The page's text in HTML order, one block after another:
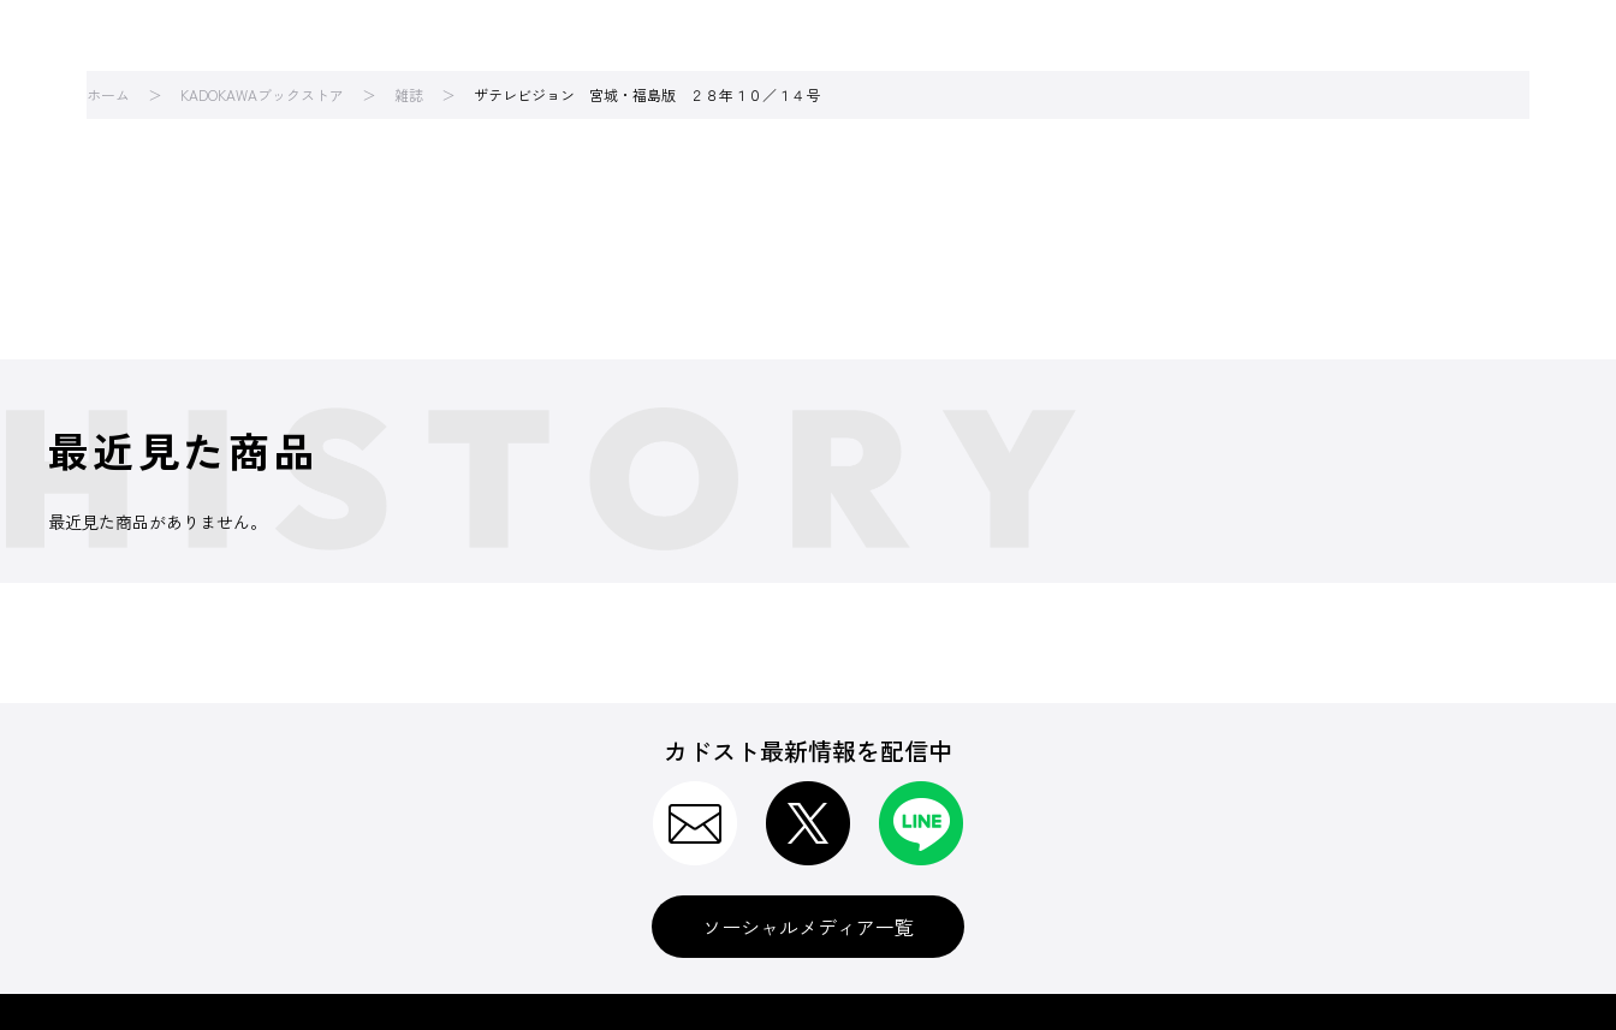
ホーム KADOKAWAブックストア 雑誌 ザテレビジョン 宮城・福島版 ２８年１０／１４号
最近見た商品
最近見た商品がありません。
カドスト最新情報を配信中
ソーシャルメディア一覧